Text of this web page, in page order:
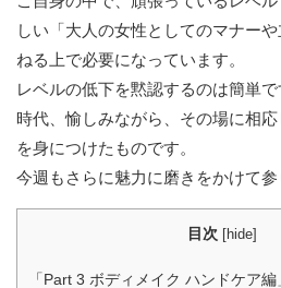
しい「大人の女性としてのマナー
ねる上で必要になっています。
レベルの低下を黙認するのは簡単
時代、愉しみながら、その場に相
を身につけたものです。
今週もさらに魅力に磨きをかけて参
目次 [hide]
「Part 3 ボディメイク ハンドケア編